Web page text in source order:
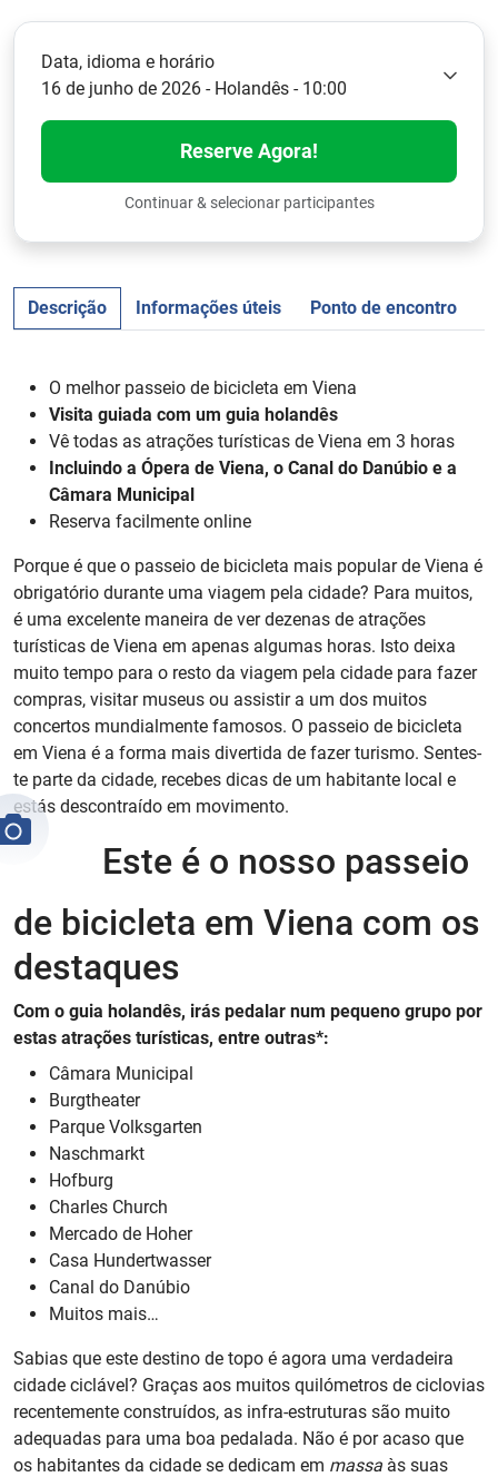
Data, idioma e horário
16 de junho de 2026 - Holandês - 10:00
Reserve Agora!
Continuar & selecionar participantes
Descrição Informações úteis Ponto de encontro
O melhor passeio de bicicleta em Viena
Visita guiada com um guia holandês
Vê todas as atrações turísticas de Viena em 3 horas
Incluindo a Ópera de Viena, o Canal do Danúbio e a
Câmara Municipal
Reserva facilmente online
Porque é que o passeio de bicicleta mais popular de Viena é
obrigatório durante uma viagem pela cidade? Para muitos,
é uma excelente maneira de ver dezenas de atrações
turísticas de Viena em apenas algumas horas. Isto deixa
muito tempo para o resto da viagem pela cidade para fazer
compras, visitar museus ou assistir a um dos muitos
concertos mundialmente famosos. O passeio de bicicleta
em Viena é a forma mais divertida de fazer turismo. Sentes-
te parte da cidade, recebes dicas de um habitante local e
estás descontraído em movimento.
Este é o nosso passeio
de bicicleta em Viena com os
destaques
Com o guia holandês, irás pedalar num pequeno grupo por
estas atrações turísticas, entre outras*:
Câmara Municipal
Burgtheater
Parque Volksgarten
Naschmarkt
Hofburg
Charles Church
Mercado de Hoher
Casa Hundertwasser
Canal do Danúbio
Muitos mais…
Sabias que este destino de topo é agora uma verdadeira
cidade ciclável? Graças aos muitos quilómetros de ciclovias
recentemente construídos, as infra-estruturas são muito
adequadas para uma boa pedalada. Não é por acaso que
os habitantes da cidade se dedicam em massa às suas